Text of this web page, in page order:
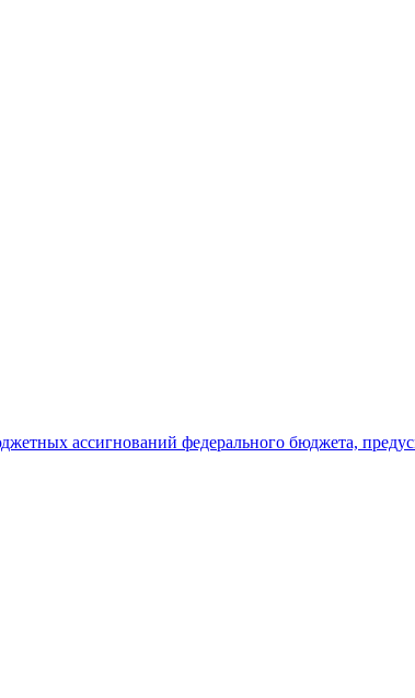
ассигнований федерального бюджета,